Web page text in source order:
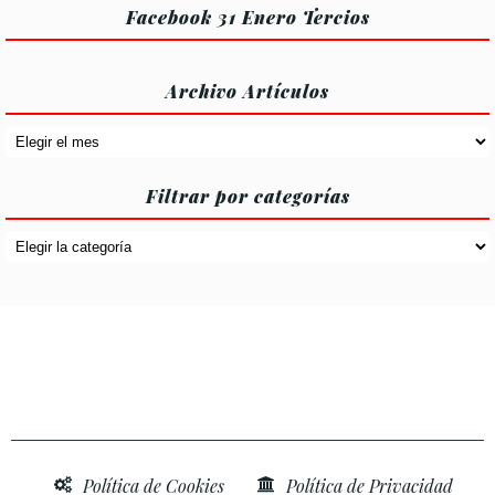
Facebook 31 Enero Tercios
Archivo Artículos
Archivo
Filtrar por categorías
Filtrar
Política de Cookies Política de Privacidad